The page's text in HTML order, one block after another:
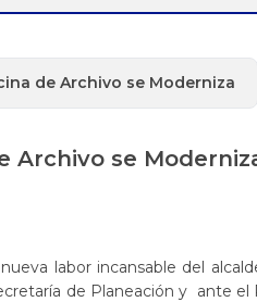
de Archivo se Moderniza
Archivo se
nueva labor incansable del
de Planeación y ante